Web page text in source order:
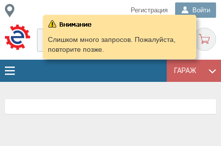
Регистрация Войти
ГАРАЖ
Слишком много запросов. Пожалуйста,
повторите позже.